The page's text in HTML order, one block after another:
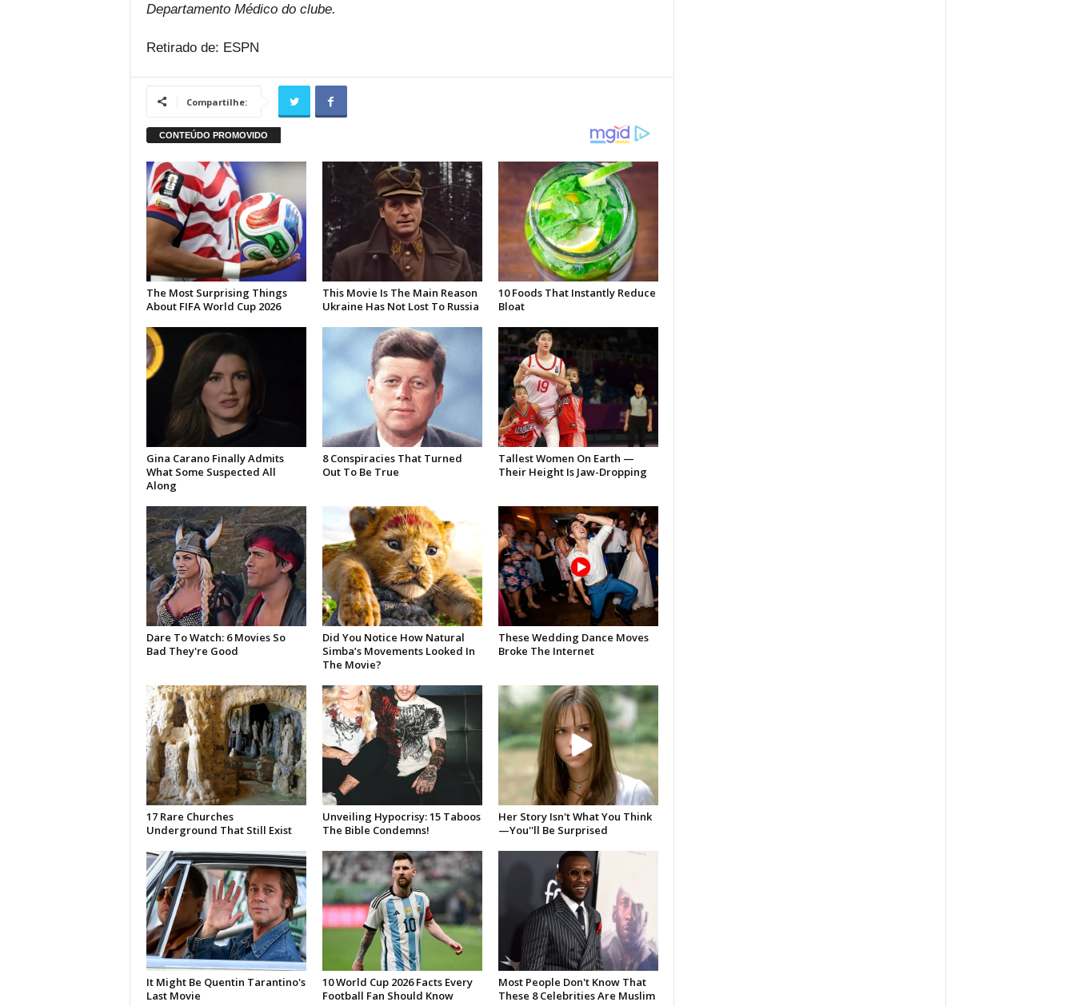
Departamento Médico do clube.
Retirado de: ESPN
Compartilhe: